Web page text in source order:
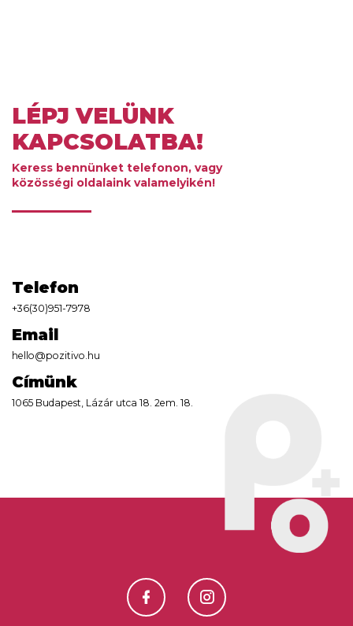
LÉPJ VELÜNK
KAPCSOLATBA!
Keress bennünket telefonon, vagy
közösségi oldalaink valamelyikén!
Telefon
+36(30)951-7978
Email
hello@pozitivo.hu
Címünk
1065 Budapest, Lázár utca 18. 2em. 18.